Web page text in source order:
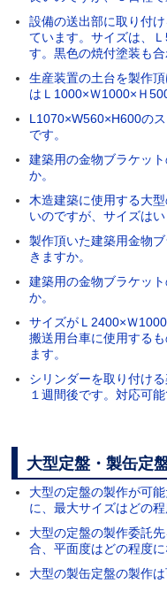
設備の送出部に取り付
ています。サイズは、
す。黒色の焼付塗装も
生産装置の土台を製作
はＬ1000×Ｗ1000×Ｈ
L1070×W560×H600の
です。
建築用の金物ブラケッ
か。
木造建築に使用する大
いのですが、サイズは
製作頂いた建築用金物
きますか。
建築用の金物ブラケッ
か。
サイズがＬ2400×Ｗ
搬送用台車に使用する
ます。
シリンダーを取り付け
１週間後です。対応可能
大型定盤・製缶定
大型の定盤の製作が可
に、最大サイズはどの
大型の定盤の製作委託
合、平面度はどの程度
大型の製缶定盤の製作